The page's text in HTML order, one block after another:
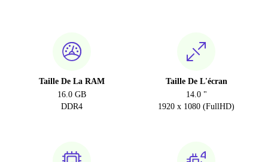
Taille De La RAM
16.0 GB
DDR4
Taille De L'écran
14.0 "
1920 x 1080 (FullHD)